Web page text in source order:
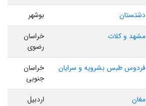
دشتستان
بوشهر
مشهد و کلات
خراسان
رضوی
فردوس طبس بشرویه و سرایان
خراسان
جنوبی
مغان
اردبیل